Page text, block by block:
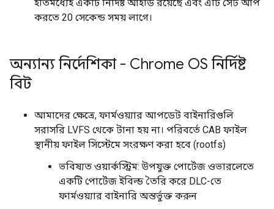
ইতিমধ্যেই একটি নির্দিষ্ট আইডি রয়েছে এবং এটি সেট আপ
করতে 20 সেকেন্ড সময় লাগে।
অন্যান্য নির্দেশিকা - Chrome OS নির্দিষ্ট
বিট
আমাদের ক্ষেত্রে, ফার্মওয়্যার আপডেট বাইনারিগুলি
সরাসরি LVFS থেকে টানা হয় না। পরিবর্তে CAB ফাইল
স্থানীয় ফাইল সিস্টেমে সংরক্ষণ করা হবে (rootfs)
ভবিষ্যত ওয়ার্কস্ট্রিম: উপযুক্ত পোর্টেজ ওভারলেতে
একটি পোর্টেজ ইবিল্ড তৈরি করে DLC-তে
ফার্মওয়্যার বাইনারি অন্তর্ভুক্ত করুন